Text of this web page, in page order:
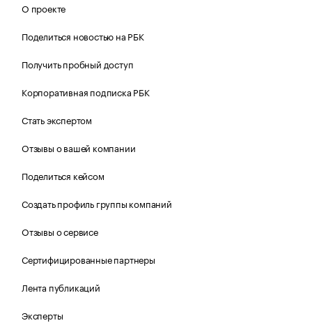
О проекте
Поделиться новостью на РБК
Получить пробный доступ
Корпоративная подписка РБК
Стать экспертом
Отзывы о вашей компании
Поделиться кейсом
Создать профиль группы компаний
Отзывы о сервисе
Сертифицированные партнеры
Лента публикаций
Эксперты